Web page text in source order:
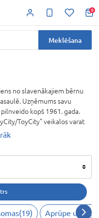
0
Meklēšana
no slavenākajiem bērnu
Uzņēmums savu
kopš 1961. gada.
ToyCity” veikalos varat
uzticamas, stilīgas un tajā
Galvenās un svarīgākās
ir drošība, kvalitāte un
produktos. Ērtas
bērniem: “BABYBJORN”
zīdaiņus
(19) Aprūpe un